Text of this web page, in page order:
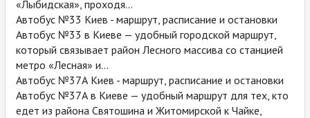
«Лыбидская», проходя...
Автобус №33 Киев - маршрут, расписание и остановки
Автобус №33 в Киеве — удобный городской маршрут,
который связывает район Лесного массива со станцией
метро «Лесная» и...
Автобус №37А Киев - маршрут, расписание и остановки
Автобус №37А в Киеве — удобный маршрут для тех, кто
едет из района Святошина и Житомирской к Чайке,